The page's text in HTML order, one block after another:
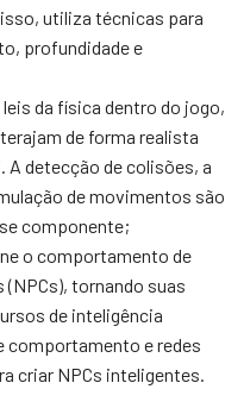
utiliza técnicas para
profundidade e
leis da física dentro do jogo,
de forma realista
A detecção de colisões, a
de movimentos são
componente;
o comportamento de
tornando suas
de inteligência
comportamento e redes
criar NPCs inteligentes.